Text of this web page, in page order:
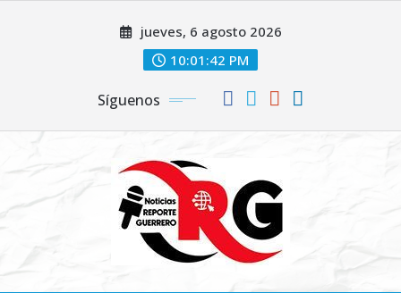
jueves, 6 agosto 2026
10:01:43 PM
Síguenos